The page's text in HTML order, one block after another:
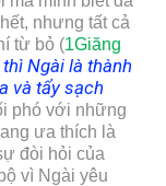
nhưng tất cả
từ bỏ (1Giăng
Ngài là thành
và tẩy sạch
phó với những
ưa thích là
đòi hỏi của
vì Ngài yêu